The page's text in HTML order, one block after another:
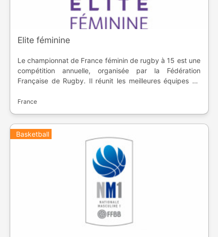
Elite féminine
Le championnat de France féminin de rugby à 15 est une
compétition annuelle, organisée par la Fédération
Française de Rugby. Il réunit les meilleures équipes de
8, avant de devenir l'élite féminin avec seize équipes. Le
France
Basketball